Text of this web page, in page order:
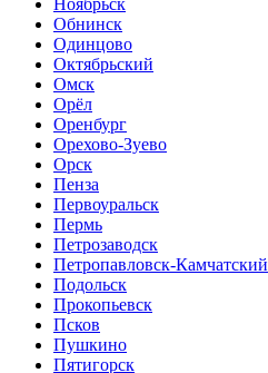
Обнинск
Одинцово
Октябрьский
Омск
Орёл
Оренбург
Орехово-Зуево
Орск
Пенза
Первоуральск
Пермь
Петрозаводск
Петропавловск-Камчатский
Подольск
Прокопьевск
Псков
Пушкино
Пятигорск